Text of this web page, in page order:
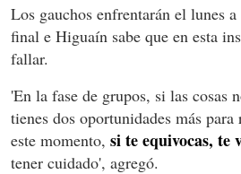
Los gauchos enfrentarán el lunes
final e Higuaín sabe que en esta
fallar.
'En la fase de grupos, si las cosas
tienes dos oportunidades más
este momento, si te equivocas, te
tener cuidado', agregó.